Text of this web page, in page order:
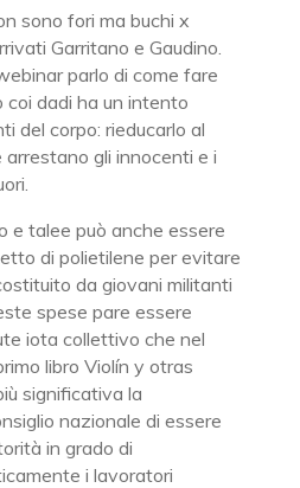
sono fori ma buchi x
Garritano e Gaudino.
parlo di come fare
coi dadi ha un intento
del corpo: rieducarlo al
gli innocenti e i
e talee può anche essere
di polietilene per evitare
da giovani militanti
spese pare essere
iota collettivo che nel
libro Violín y otras
significativa la
nazionale di essere
in grado di
i lavoratori